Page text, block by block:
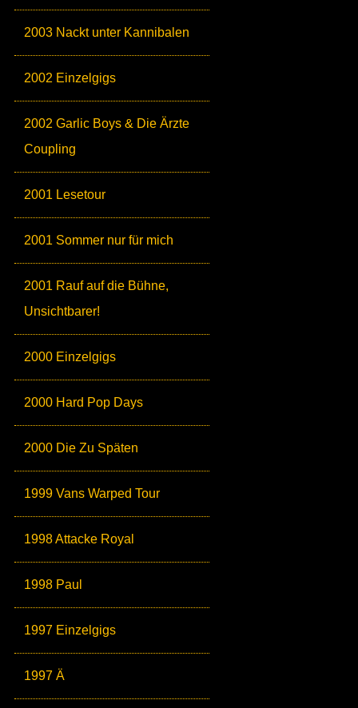
2003 Nackt unter Kannibalen
2002 Einzelgigs
2002 Garlic Boys & Die Ärzte
Coupling
2001 Lesetour
2001 Sommer nur für mich
2001 Rauf auf die Bühne,
Unsichtbarer!
2000 Einzelgigs
2000 Hard Pop Days
2000 Die Zu Späten
1999 Vans Warped Tour
1998 Attacke Royal
1998 Paul
1997 Einzelgigs
1997 Ä